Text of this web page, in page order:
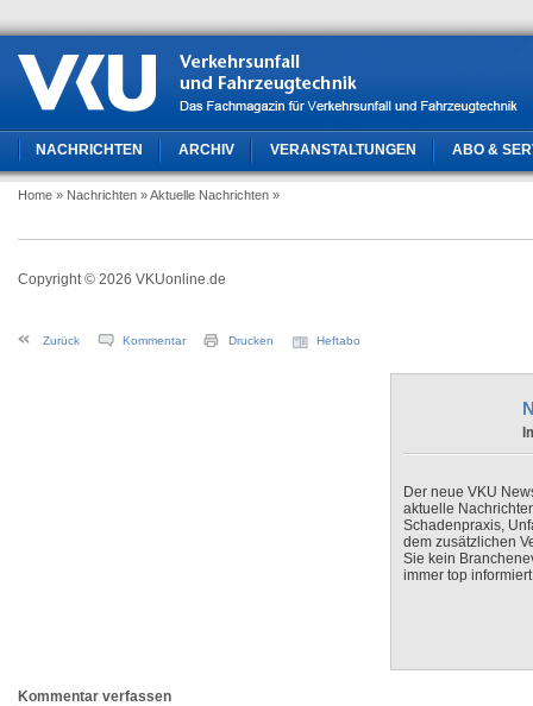
NACHRICHTEN ARCHIV VERANSTALTUNGEN ABO &
Home » Nachrichten » Aktuelle Nachrichten »
Copyright © 2026 VKUonline.de
Zurück Kommentar Drucken Heftabo
Der neue VKU
aktuelle
Schadenpraxis,
dem zusätzlichen
Sie kein
immer top
Kommentar verfassen